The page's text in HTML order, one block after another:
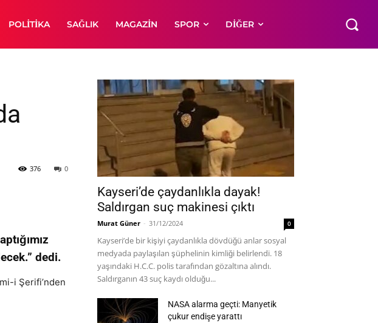
POLITIKA SAĞLIK MAGAZIN SPOR DIĞER
0
376
dedi.
i Şerifi’nden
Kayseri’de çaydanlıkla dayak!
Saldırgan suç makinesi çıktı
Murat Güner - 31/12/2024 0
Kayseri’de bir kişiyi çaydanlıkla dövdüğü anlar sosyal
medyada paylaşılan şüphelinin kimliği belirlendi. 18
yaşındaki H.C.C. polis tarafından gözaltına alındı.
Saldırganın 43 suç kaydı olduğu...
NASA alarma geçti: Manyetik
çukur endişe yarattı